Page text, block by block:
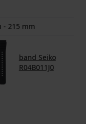
- 215 mm
band Seiko
R04B011J0